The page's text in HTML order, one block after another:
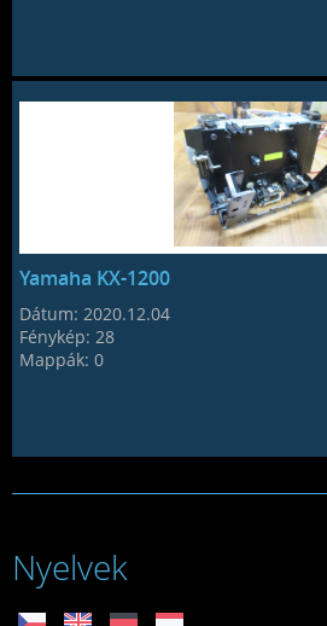
Yamaha KX-1200
Dátum: 2020.12.04
Fénykép: 28
Mappák:0
Nyelvek